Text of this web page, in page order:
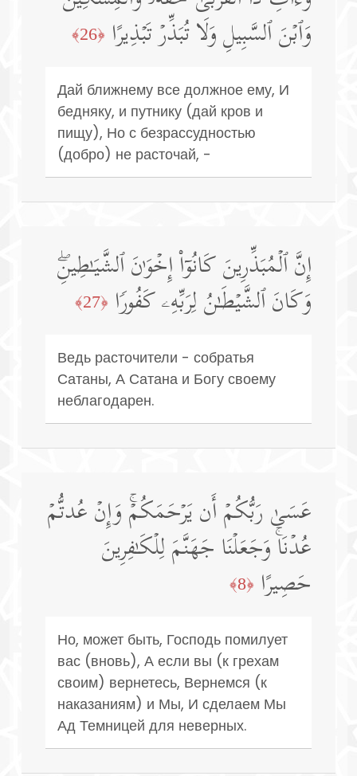
وَٱبۡنَ ٱلسَّبِیلِ وَلَا تُبَذِّرۡ تَبۡذِیرًا ﴿26﴾
Дай ближнему все должное ему, И
бедняку, и путнику (дай кров и
пищу), Но с безрассудностью
(добро) не расточай, -
إِنَّ ٱلۡمُبَذِّرِینَ كَانُوۤا۟ إِخۡوَ ٰ⁠نَ ٱلشَّیَـٰطِینِۖ
وَكَانَ ٱلشَّیۡطَـٰنُ لِرَبِّهِۦ كَفُورࣰا ﴿27﴾
Ведь расточители - собратья
Сатаны, А Сатана и Богу своему
неблагодарен.
عَسَىٰ رَبُّكُمۡ أَن یَرۡحَمَكُمۡۚ وَإِنۡ عُدتُّمۡ
عُدۡنَاۚ وَجَعَلۡنَا جَهَنَّمَ لِلۡكَـٰفِرِینَ
حَصِیرًا ﴿8﴾
Но, может быть, Господь помилует
вас (вновь), А если вы (к грехам
своим) вернетесь, Вернемся (к
наказаниям) и Мы, И сделаем Мы
Ад Темницей для неверных.